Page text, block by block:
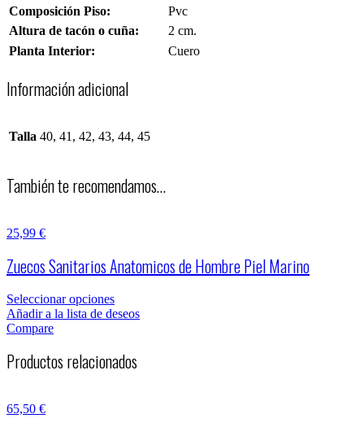
Composición Piso:
Pvc
Altura de tacón o cuña:
2 cm.
Planta Interior:
Cuero
Información adicional
Talla 40, 41, 42, 43, 44, 45
También te recomendamos…
25,99 €
Zuecos Sanitarios Anatomicos de Hombre Piel Marino
Seleccionar opciones
Añadir a la lista de deseos
Compare
Productos relacionados
65,50 €